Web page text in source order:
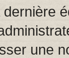
dernière
une